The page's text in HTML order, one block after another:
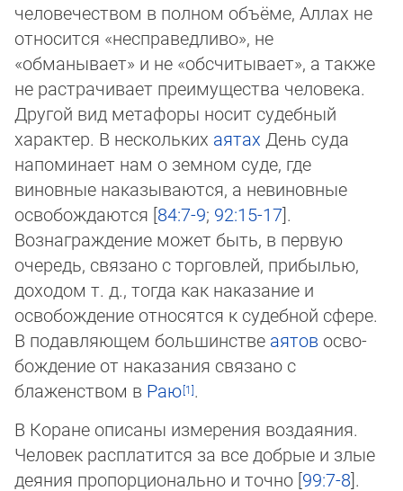
человечеством в полном объёме, Аллах не
относится «не­справедливо», не
«обманывает» и не «обсчитывает», а также
не растрачивает преимущества человека.
Другой вид ме­та­фо­ры но­сит судебный
характер. В нескольких аятах День суда
напоминает нам о земном суде, где
виновные наказывают­ся, а не­виновные
освобождаются [84:7-9; 92:15-17].
Вознаграждение может быть, в первую
очередь, связано с торговлей, при­бы­лью,
доходом т. д., тогда как наказание и
освобождение относятся к судебной сфере.
В подавляющем большинстве аятов ос­во­
бождение от наказания связано с
блаженством в Раю .
В Коране описаны измерения воздаяния.
Человек расплатится за все добрые и злые
деяния пропорционально и точно [99:7-8].